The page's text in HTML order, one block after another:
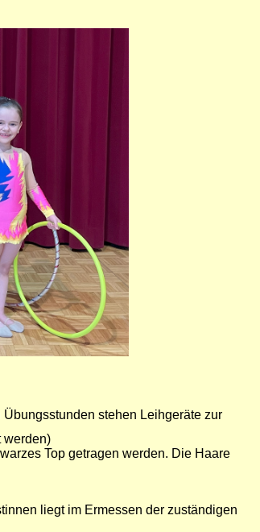
stehen Leihgeräte zur
werden)
Top getragen werden. Die Haare
liegt im Ermessen der zuständigen